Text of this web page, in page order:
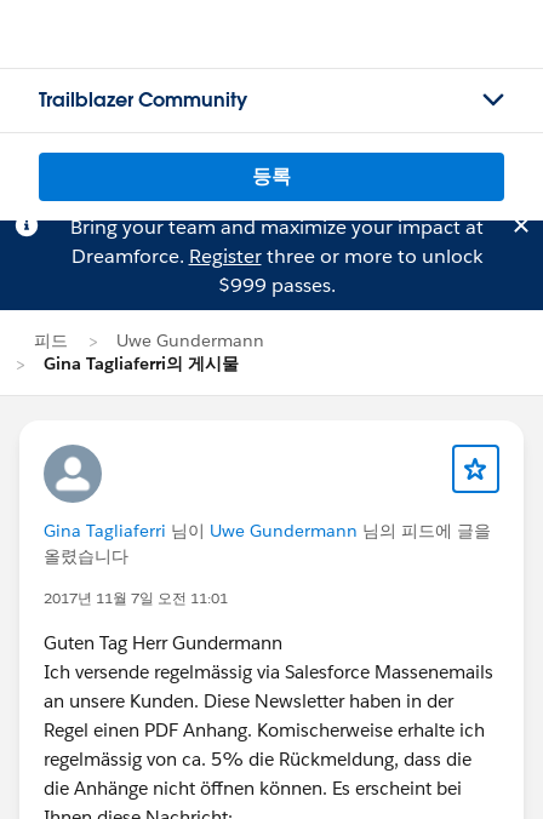
Trailblazer Community
등록
Bring your team and maximize your impact at
Dreamforce. Registerthree or more to unlock
$999 passes.
피드
Uwe Gundermann
Gina Tagliaferri의 게시물
Gina Tagliaferri 님이 Uwe Gundermann 님의 피드에 글을
올렸습니다
2017년 11월 7일 오전 11:01
Guten Tag Herr Gundermann
Ich versende regelmässig via Salesforce Massenemails
an unsere Kunden. Diese Newsletter haben in der
Regel einen PDF Anhang. Komischerweise erhalte ich
regelmässig von ca. 5% die Rückmeldung, dass die
die Anhänge nicht öffnen können. Es erscheint bei